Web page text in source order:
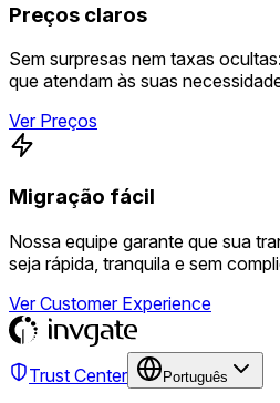
Preços claros
Sem surpresas nem taxas
que atendam às suas
Ver Preços
Migração fácil
Nossa equipe garante que sua
seja rápida, tranquila e sem
Ver Customer Experience
Trust Center Português